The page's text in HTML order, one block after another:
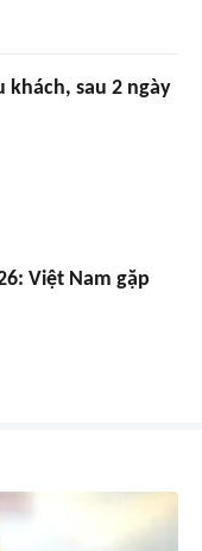
khách, sau 2 ngày
Việt Nam gặp